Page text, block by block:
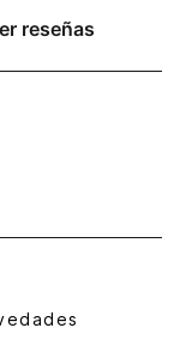
reseñas